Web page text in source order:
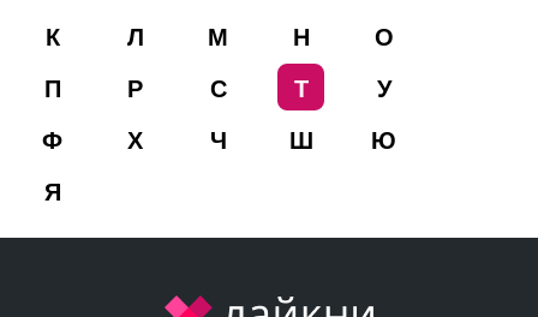
К
Л М Н
О
П
Р С Т
У
Ф
Х Ч Ш
Ю
Я